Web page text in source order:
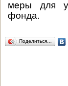
меры для
фонда.
Поделиться…